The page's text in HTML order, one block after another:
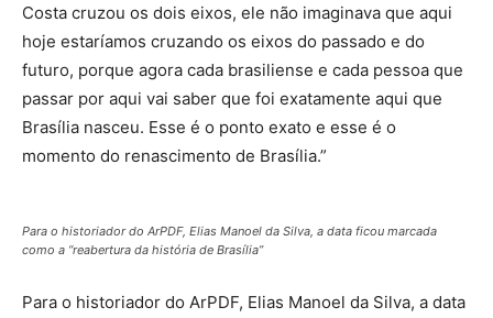
Costa cruzou os dois eixos, ele não imaginava que aqui
hoje estaríamos cruzando os eixos do passado e do
futuro, porque agora cada brasiliense e cada pessoa que
passar por aqui vai saber que foi exatamente aqui que
Brasília nasceu. Esse é o ponto exato e esse é o
momento do renascimento de Brasília.”
Para o historiador do ArPDF, Elias Manoel da Silva, a data ficou marcada
como a “reabertura da história de Brasília”
Para o historiador do ArPDF, Elias Manoel da Silva, a data